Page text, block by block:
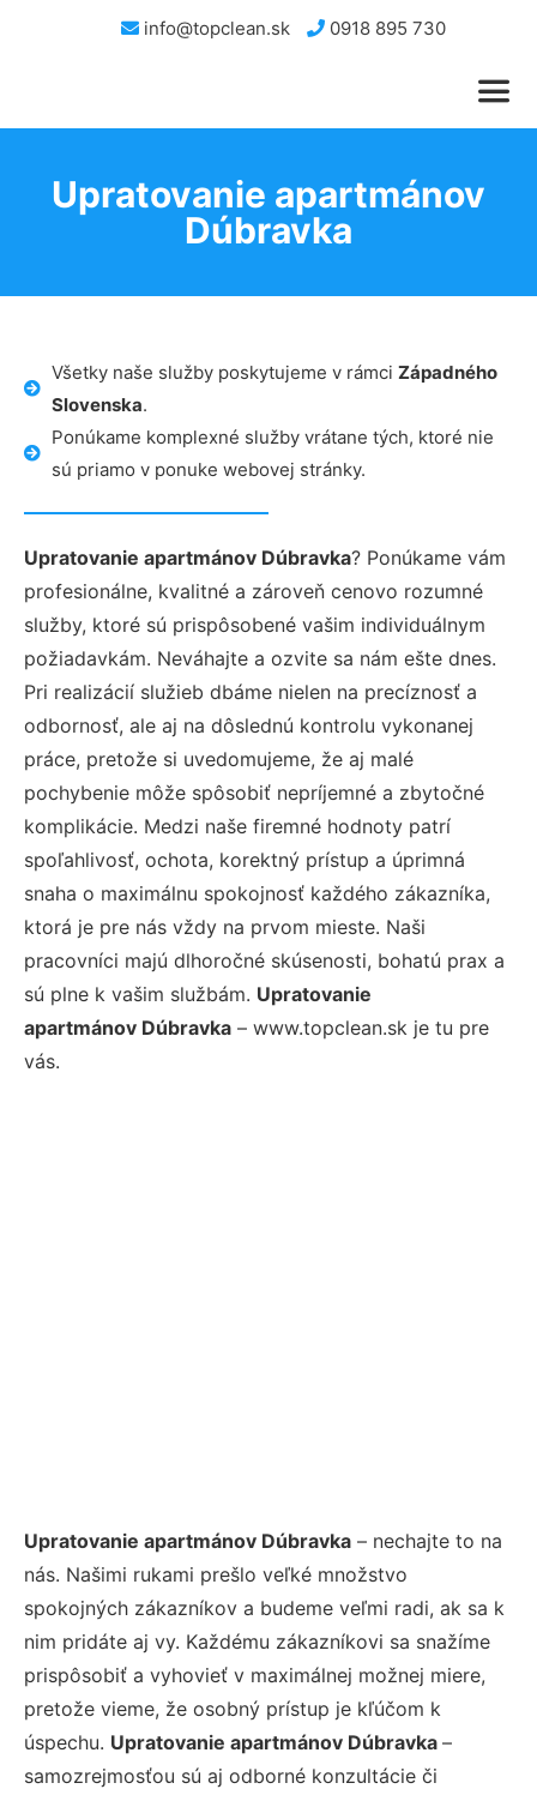
info@topclean.sk 0918 895 730
Upratovanie apartmánov
Dúbravka
Všetky naše služby poskytujeme v rámci Západného
Slovenska.
Ponúkame komplexné služby vrátane tých, ktoré nie
sú priamo v ponuke webovej stránky.
Upratovanie apartmánov Dúbravka? Ponúkame vám
profesionálne, kvalitné a zároveň cenovo rozumné
služby, ktoré sú prispôsobené vašim individuálnym
požiadavkám. Neváhajte a ozvite sa nám ešte dnes.
Pri realizácií služieb dbáme nielen na precíznosť a
odbornosť, ale aj na dôslednú kontrolu vykonanej
práce, pretože si uvedomujeme, že aj malé
pochybenie môže spôsobiť nepríjemné a zbytočné
komplikácie. Medzi naše firemné hodnoty patrí
spoľahlivosť, ochota, korektný prístup a úprimná
snaha o maximálnu spokojnosť každého zákazníka,
ktorá je pre nás vždy na prvom mieste. Naši
pracovníci majú dlhoročné skúsenosti, bohatú prax a
sú plne k vašim službám. Upratovanie
apartmánov Dúbravka – www.topclean.sk je tu pre
vás.
Upratovanie apartmánov Dúbravka – nechajte to na
nás. Našimi rukami prešlo veľké množstvo
spokojných zákazníkov a budeme veľmi radi, ak sa k
nim pridáte aj vy. Každému zákazníkovi sa snažíme
prispôsobiť a vyhovieť v maximálnej možnej miere,
pretože vieme, že osobný prístup je kľúčom k
úspechu. Upratovanie apartmánov Dúbravka –
samozrejmosťou sú aj odborné konzultácie či